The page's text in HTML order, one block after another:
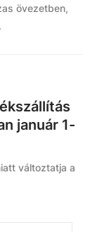
övezetben,
január 1-
változtatja a